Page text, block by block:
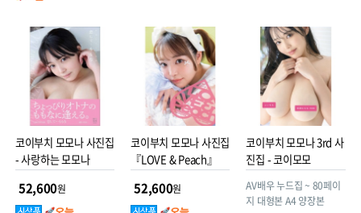
코이부치 모모나 사진집
- 사랑하는 모모나
52,600원
코이부치 모모나 사진집
『LOVE & Peach』
52,600원
코이부치 모모나 3rd 사
진집 - 코이모모
AV배우 누드집 ~ 80페이
지 대형본 A4 양장본